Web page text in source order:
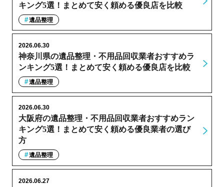
キング5選！まとめて安く頼める優良店を比較
遺品整理
神奈川県の遺品整理・不用品回収業者おすすめラ
ンキング5選！まとめて安く頼める優良店を比較
2026.06.30
遺品整理
大阪府の遺品整理・不用品回収業者おすすめラン
キング5選！まとめて安く頼める優良業者の選び
方
2026.06.30
遺品整理
2026.06.27